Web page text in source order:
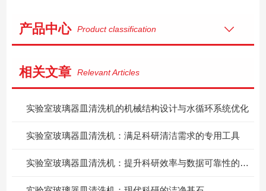
产品中心 Product classification
相关文章 Relevant Articles
实验室玻璃器皿清洗机的机械结构设计与水循环系统优化
实验室玻璃器皿清洗机：满足科研清洁需求的专用工具
实验室玻璃器皿清洗机：提升科研效率与数据可靠性的关键设备